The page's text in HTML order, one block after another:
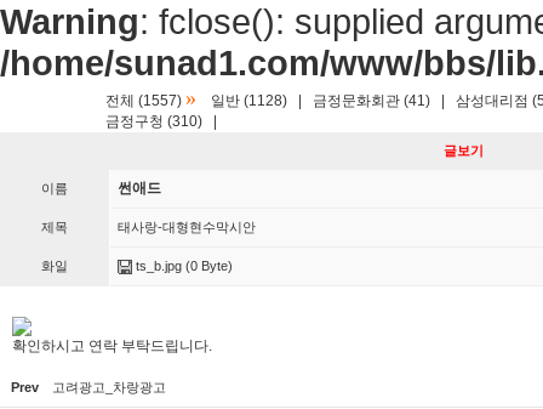
Warning: fclose(): supplied
/home/sunad1.com/www/bbs/
전체 (1557) » 일반 (1128) 금정문화회관 (41)
삼성대리점
금정구청 (310)
글보기
이름 썬애드
제목 태사랑-대형현수막시안
화일 ts_b.jpg (0 Byte)
확인하시고 연락 부탁드립니다.
Prev 고려광고_차랑광고